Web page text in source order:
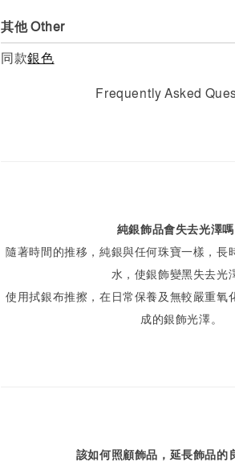
其他 Other
同款銀色
Frequently Asked
純銀飾品會失去光澤嗎
隨著時間的推移，純銀與任何珠寶一樣，長
水，使銀飾變黑失去光
使用拭銀布推擦，在日常保養及無較嚴重氧
成的銀飾光澤。
該如何照顧飾品，延長飾品的